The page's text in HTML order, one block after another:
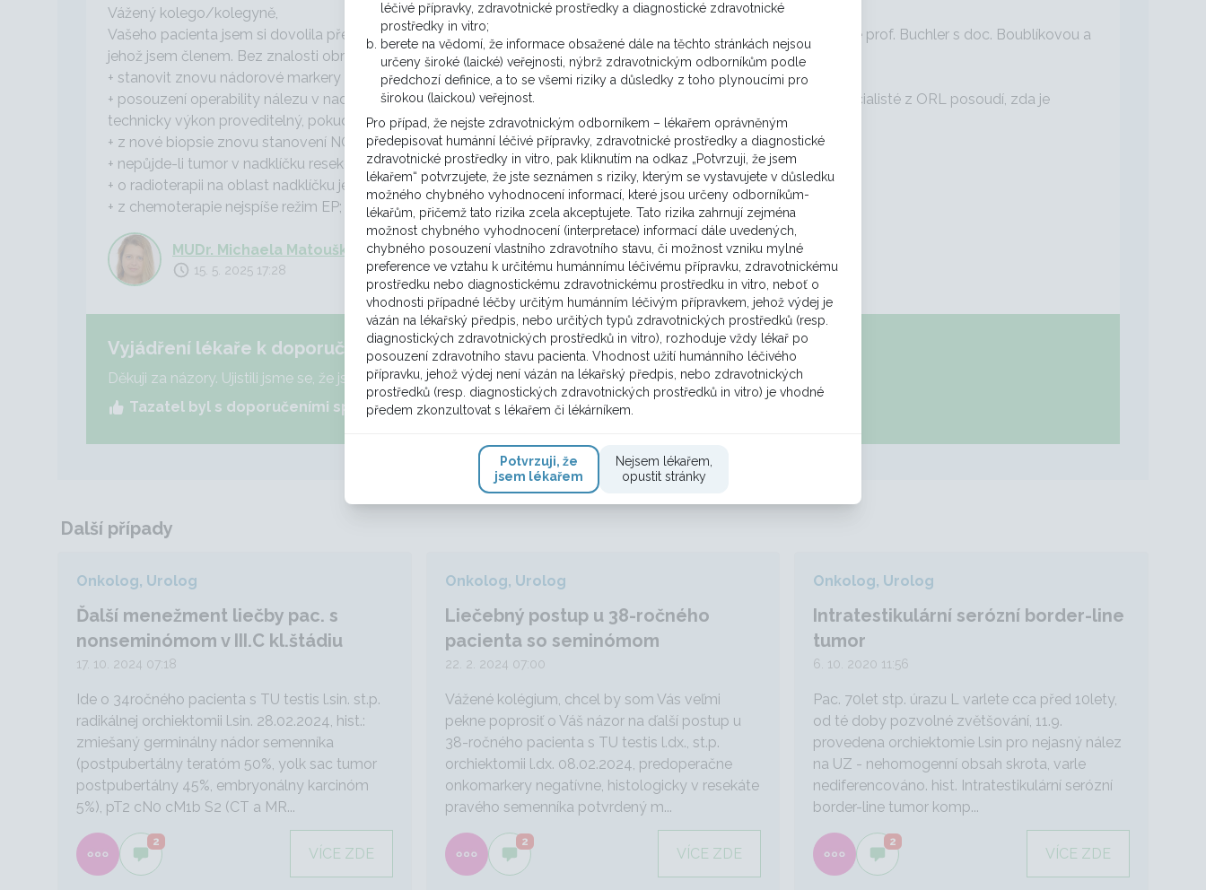
Vážený kolego/kolegyně,
Vašeho pacienta jsem si dovolila předložit Národnímu multidisciplinárnímu týmu pro testikulární nádory, který vede prof. Buchler s doc. Boublíkovou a
jehož jsem členem. Bez znalosti obrazové dokumentace jsme podrobně probírali Vašeho nemocného se závěrem:
+ stanovit znovu nádorové markery a zhodnotit jejich dynamiku
+ posouzení operability nálezu v nadklíčku (je možné zaslat obrazovou dokumentaci e-paksem do FNM), kde specialisté z ORL posoudí, zda je
technicky výkon proveditelný, pokud nebude, pak alespoň provést reprezentativní odběr tkáně (biopsie)
+ z nové biopsie znovu stanovení NGS
+ nepůjde-li tumor v nadklíčku resekovat, nemá smysl řešit postižení v jiných oblastech
+ o radioterapii na oblast nadklíčku je možné při znalosti radiorezistence uvažovat v krajním případě
+ z chemoterapie nejspíše režim EP; TIP by byl pro vysoce předléčeného pacienta nejspíše vysoce toxický
MUDr. Michaela Matoušková
15. 5. 2025 17:28
Vyjádření lékaře k doporučení kolegia
Děkuji za názory. Ujistili jsme se, že jsme nic nezanedbali.
Tazatel byl s doporučeními spokojen
Další případy
Onkolog, Urolog
Ďalší menežment liečby pac. s
nonseminómom v III.C kl.štádiu
17. 10. 2024 07:18
Ide o 34ročného pacienta s TU testis l.sin. st.p.
radikálnej orchiektomii l.sin. 28.02.2024, hist.:
zmiešaný germinálny nádor semenníka
(postpubertálny teratóm 50%, yolk sac tumor
postpubertálny 45%, embryonálny karcinóm
5%), pT2 cN0 cM1b S2 (CT a MR...
2
VÍCE ZDE
Onkolog, Urolog
Liečebný postup u 38-ročného
pacienta so seminómom
22. 2. 2024 07:00
Vážené kolégium, chcel by som Vás veľmi
pekne poprosiť o Váš názor na ďalší postup u
38-ročného pacienta s TU testis l.dx., st.p.
orchiektomii l.dx. 08.02.2024, predoperačne
onkomarkery negatívne, histologicky v resekáte
pravého semenníka potvrdený m...
2
VÍCE ZDE
Onkolog, Urolog
Intratestikulární serózní border-line
tumor
6. 10. 2020 11:56
Pac. 70let stp. úrazu L varlete cca před 10lety,
od té doby pozvolné zvětšování, 11.9.
provedena orchiektomie l.sin pro nejasný nález
na UZ - nehomogenní obsah skrota, varle
nediferencováno. hist. Intratestikulární serózní
border-line tumor komp...
2
VÍCE ZDE
léčivé přípravky, zdravotnické prostředky a diagnostické zdravotnické
prostředky in vitro;
berete na vědomí, že informace obsažené dále na těchto stránkách nejsou
určeny široké (laické) veřejnosti, nýbrž zdravotnickým odborníkům podle
předchozí definice, a to se všemi riziky a důsledky z toho plynoucími pro
širokou (laickou) veřejnost.
Pro případ, že nejste zdravotnickým odborníkem – lékařem oprávněným
předepisovat humánní léčivé přípravky, zdravotnické prostředky a diagnostické
zdravotnické prostředky in vitro, pak kliknutím na odkaz „Potvrzuji, že jsem
lékařem“ potvrzujete, že jste seznámen s riziky, kterým se vystavujete v důsledku
možného chybného vyhodnocení informací, které jsou určeny odborníkům-
lékařům, přičemž tato rizika zcela akceptujete. Tato rizika zahrnují zejména
možnost chybného vyhodnocení (interpretace) informací dále uvedených,
chybného posouzení vlastního zdravotního stavu, či možnost vzniku mylné
preference ve vztahu k určitému humánnímu léčivému přípravku, zdravotnickému
prostředku nebo diagnostickému zdravotnickému prostředku in vitro, neboť o
vhodnosti případné léčby určitým humánním léčivým přípravkem, jehož výdej je
vázán na lékařský předpis, nebo určitých typů zdravotnických prostředků (resp.
diagnostických zdravotnických prostředků in vitro), rozhoduje vždy lékař po
posouzení zdravotního stavu pacienta. Vhodnost užití humánního léčivého
přípravku, jehož výdej není vázán na lékařský předpis, nebo zdravotnických
prostředků (resp. diagnostických zdravotnických prostředků in vitro) je vhodné
předem zkonzultovat s lékařem či lékárníkem.
Potvrzuji, že
jsem lékařem
Nejsem lékařem,
opustit stránky